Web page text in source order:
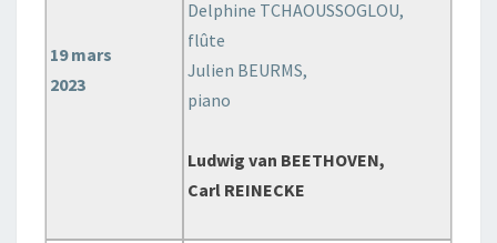
19 mars
2023
Delphine TCHAOUSSOGLOU,
flûte
Julien BEURMS,
piano
Ludwig van BEETHOVEN,
Carl REINECKE